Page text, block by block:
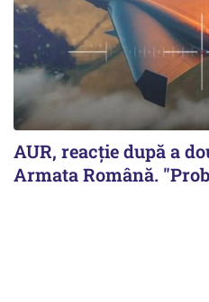
AUR, reacţie după a
Armata Română.